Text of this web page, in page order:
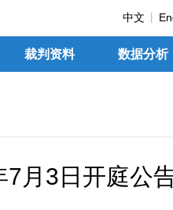
中文
裁判资料 数据分析
月3日开庭公